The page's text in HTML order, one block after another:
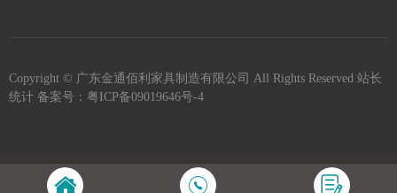
Copyright © 广东金通佰利家具制造有限公司 All Rights Reserved 站长
统计 备案号： 粤ICP备09019646号-4